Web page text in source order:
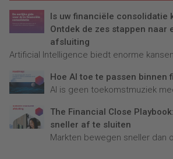
Is uw financiële consolidatie
Ontdek de zes stappen naar
afsluiting
Artificial Intelligence biedt enorme
Hoe AI toe te passen binnen
AI is geen toekomstmuziek
The Financial Close
sneller af te sluiten
Markten bewegen sneller dan